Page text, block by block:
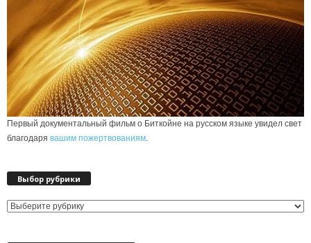
Первый документальный фильм о Биткойне на русском языке увидел свет
благодаря вашим пожертвованиям
Выбор рубрики
Выбор